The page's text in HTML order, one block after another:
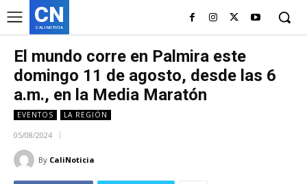
CN
CALI NOTICIA
El mundo corre en Palmira este
domingo 11 de agosto, desde las 6
a.m., en la Media Maratón
EVENTOS LA REGIÓN
05/08/2024
By CaliNoticia